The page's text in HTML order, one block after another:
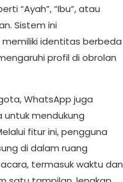
“Ayah”, “Ibu”, atau
Sistem ini
identitas berbeda
profil di obrolan
WhatsApp juga
untuk mendukung
fitur ini, pengguna
di dalam ruang
termasuk waktu dan